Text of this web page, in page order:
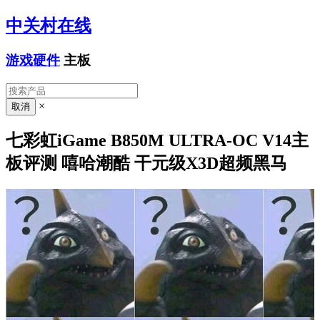
中关村在线
游戏硬件 主板
×
七彩虹iGame B850M ULTRA-OC V14主
板评测 嘻哈潮酷 干元级X3D超频黑马